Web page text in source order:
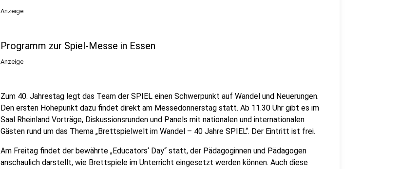
Anzeige
Programm zur Spiel-Messe in Essen
Anzeige
Zum 40. Jahrestag legt das Team der SPIEL einen Schwerpunkt auf Wandel und Neuerungen.
Den ersten Höhepunkt dazu findet direkt am Messedonnerstag statt. Ab 11.30 Uhr gibt es im
Saal Rheinland Vorträge, Diskussionsrunden und Panels mit nationalen und internationalen
Gästen rund um das Thema „Brettspielwelt im Wandel – 40 Jahre SPIEL“. Der Eintritt ist frei.
Am Freitag findet der bewährte „Educators‘ Day“ statt, der Pädagoginnen und Pädagogen
anschaulich darstellt, wie Brettspiele im Unterricht eingesetzt werden können. Auch diese